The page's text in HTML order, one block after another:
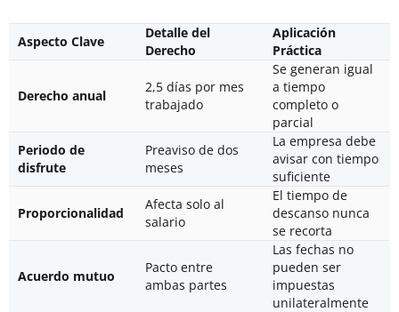
Aspecto Clave
Detalle del
Derecho
Aplicación
Práctica
Derecho anual
2,5 días por mes
trabajado
Se generan igual
a tiempo
completo o
parcial
Periodo de
disfrute
Preaviso de dos
meses
La empresa debe
avisar con tiempo
suficiente
Proporcionalidad
Afecta solo al
salario
El tiempo de
descanso nunca
se recorta
Acuerdo mutuo
Pacto entre
ambas partes
Las fechas no
pueden ser
impuestas
unilateralmente